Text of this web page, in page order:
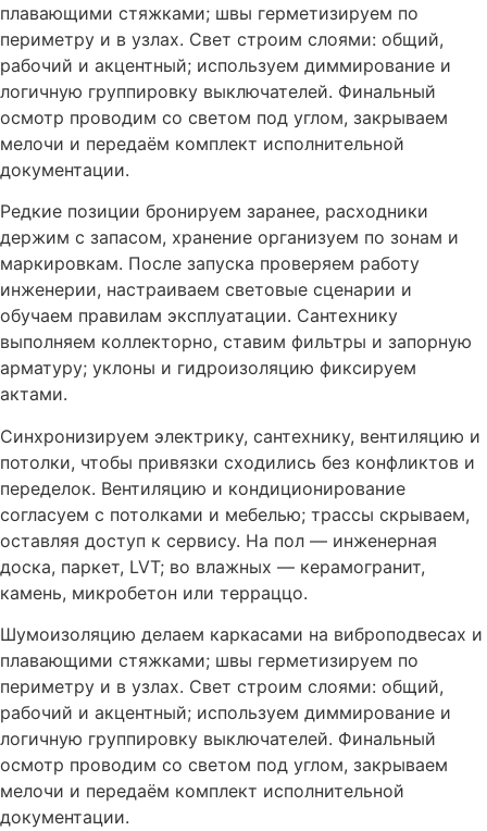
плавающими стяжками; швы герметизируем по
периметру и в узлах. Свет строим слоями: общий,
рабочий и акцентный; используем диммирование и
логичную группировку выключателей. Финальный
осмотр проводим со светом под углом, закрываем
мелочи и передаём комплект исполнительной
документации.
Редкие позиции бронируем заранее, расходники
держим с запасом, хранение организуем по зонам и
маркировкам. После запуска проверяем работу
инженерии, настраиваем световые сценарии и
обучаем правилам эксплуатации. Сантехнику
выполняем коллекторно, ставим фильтры и запорную
арматуру; уклоны и гидроизоляцию фиксируем
актами.
Синхронизируем электрику, сантехнику, вентиляцию и
потолки, чтобы привязки сходились без конфликтов и
переделок. Вентиляцию и кондиционирование
согласуем с потолками и мебелью; трассы скрываем,
оставляя доступ к сервису. На пол — инженерная
доска, паркет, LVT; во влажных — керамогранит,
камень, микробетон или терраццо.
Шумоизоляцию делаем каркасами на виброподвесах и
плавающими стяжками; швы герметизируем по
периметру и в узлах. Свет строим слоями: общий,
рабочий и акцентный; используем диммирование и
логичную группировку выключателей. Финальный
осмотр проводим со светом под углом, закрываем
мелочи и передаём комплект исполнительной
документации.